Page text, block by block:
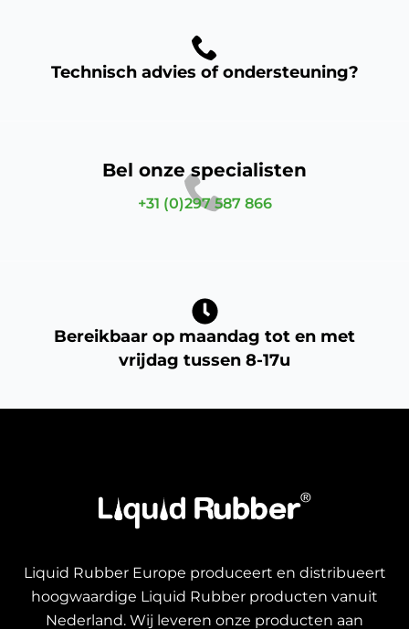
Technisch advies of ondersteuning?
Bel onze specialisten
+31 (0)297 587 866
Bereikbaar op maandag tot en met
vrijdag tussen 8-17u
Liquid Rubber Europe produceert en distribueert
hoogwaardige Liquid Rubber producten vanuit
Nederland. Wij leveren onze producten aan